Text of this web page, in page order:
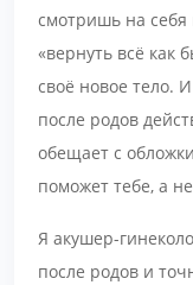
смотришь на себя
«вернуть всё как
своё новое тело.
после родов
обещает с
поможет тебе, а
Я акушер-
после родов и